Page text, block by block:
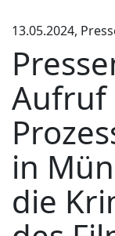
13.05.2024,
Aufruf
in
die